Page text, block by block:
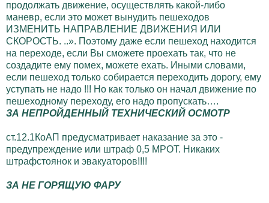
продолжать движение, осуществлять какой-либо
маневр, если это может вынудить пешеходов
ИЗМЕНИТЬ НАПРАВЛЕНИЕ ДВИЖЕНИЯ ИЛИ
СКОРОСТЬ. ..». Поэтому даже если пешеход находится
на переходе, если Вы сможете проехать так, что не
создадите ему помех, можете ехать. Иными словами,
если пешеход только собирается переходить дорогу, ему
уступать не надо !!! Но как только он начал движение по
пешеходному переходу, его надо пропускать….
ЗА НЕПРОЙДЕННЫЙ ТЕХНИЧЕСКИЙ ОСМОТР
ст.12.1КоАП предусматривает наказание за это -
предупреждение или штраф 0,5 МРОТ. Никаких
штрафстоянок и эвакуаторов!!!!
ЗА НЕ ГОРЯЩУЮ ФАРУ